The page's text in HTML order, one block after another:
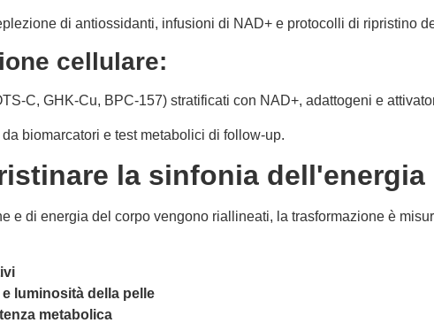
di antiossidanti, infusioni di NAD+ e protocolli di ripristino
cellulare:
C, GHK-Cu, BPC-157) stratificati con NAD+, adattogeni e
biomarcatori e test metabolici di follow-up.
la sinfonia dell'energia
e di energia del corpo vengono riallineati, la trasformazione è
luminosità della pelle
metabolica